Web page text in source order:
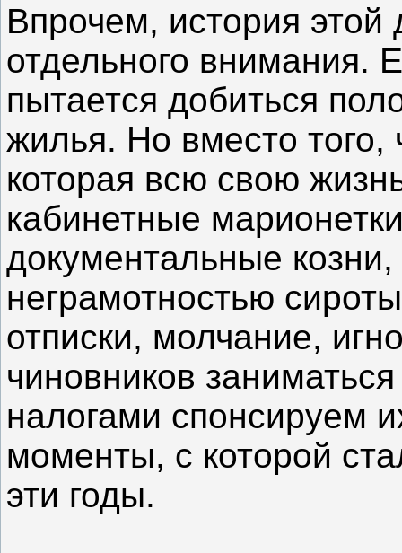
Впрочем, история этой
отдельного внимания.
пытается добиться
жилья. Но вместо
которая всю свою
кабинетные
документальные
неграмотностью
отписки, молчание,
чиновников
налогами спонсируем
моменты, с которой
эти годы.